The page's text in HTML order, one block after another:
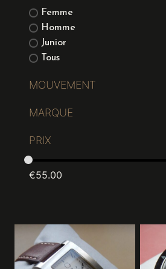
Femme
Homme
Junior
Tous
MOUVEMENT
MARQUE
PRIX
€55.00